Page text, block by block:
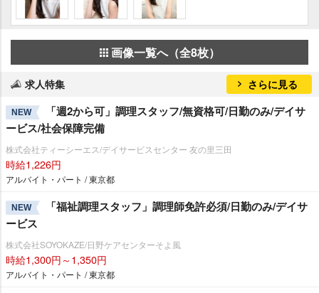
画像一覧へ（全8枚）
求人特集 さらに見る
NEW
「週2から可」調理スタッフ/無資格可/日勤のみ/デイサ
ービス/社会保障完備
株式会社ティーシーエス/デイサービスセンター 友の里三田
時給1,226円
アルバイト・パート / 東京都
NEW
「福祉調理スタッフ」調理師免許必須/日勤のみ/デイサ
ービス
株式会社SOYOKAZE/日野ケアセンターそよ風
時給1,300円～1,350円
アルバイト・パート / 東京都